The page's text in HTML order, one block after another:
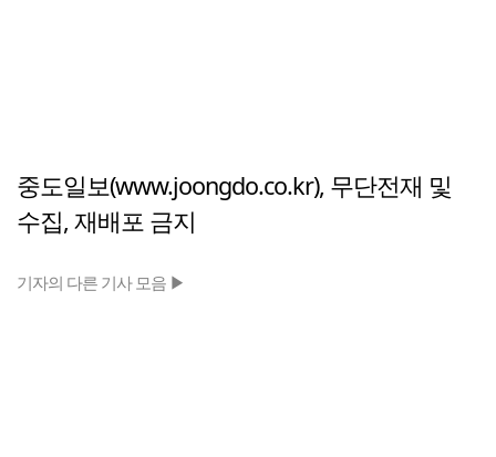
중도일보(www.joongdo.co.kr), 무단전재 및
수집, 재배포 금지
기자의 다른 기사 모음 ▶